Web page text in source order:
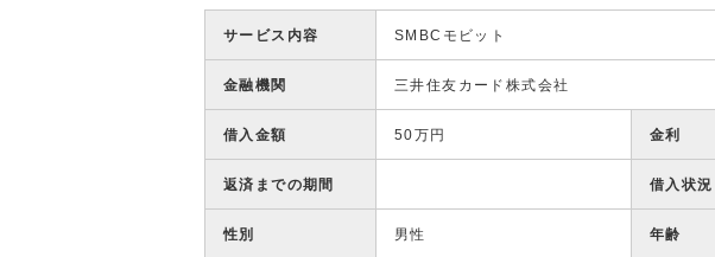
サービス内容 SMBCモビット
金融機関 三井住友カード株式会社
借入金額 50万円 金利
返済までの期間 借入状況
性別 男性 年齢